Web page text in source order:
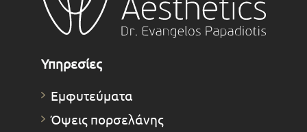
Υπηρεσίες
Εμφυτεύματα
Όψεις πορσελάνης